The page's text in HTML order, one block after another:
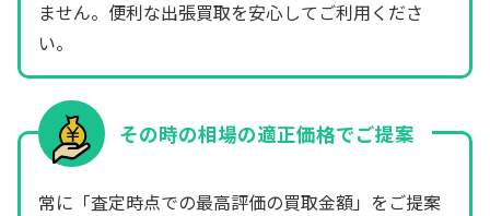
ません。便利な出張買取を安心してご利用くださ
い。
その時の相場の適正価格でご提案
常に「査定時点での最高評価の買取金額」をご提案